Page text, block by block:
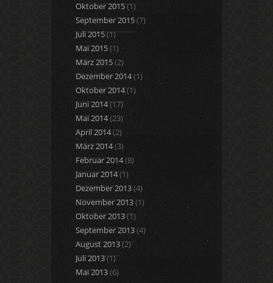
Oktober 2015(1)
September 2015(7)
Juli 2015(1)
Mai 2015(1)
März 2015(2)
Dezember 2014(1)
Oktober 2014(1)
Juni 2014(17)
Mai 2014(23)
April 2014(2)
März 2014(3)
Februar 2014(8)
Januar 2014(1)
Dezember 2013(4)
November 2013(1)
Oktober 2013(1)
September 2013(4)
August 2013(2)
Juli 2013(1)
Mai 2013(6)